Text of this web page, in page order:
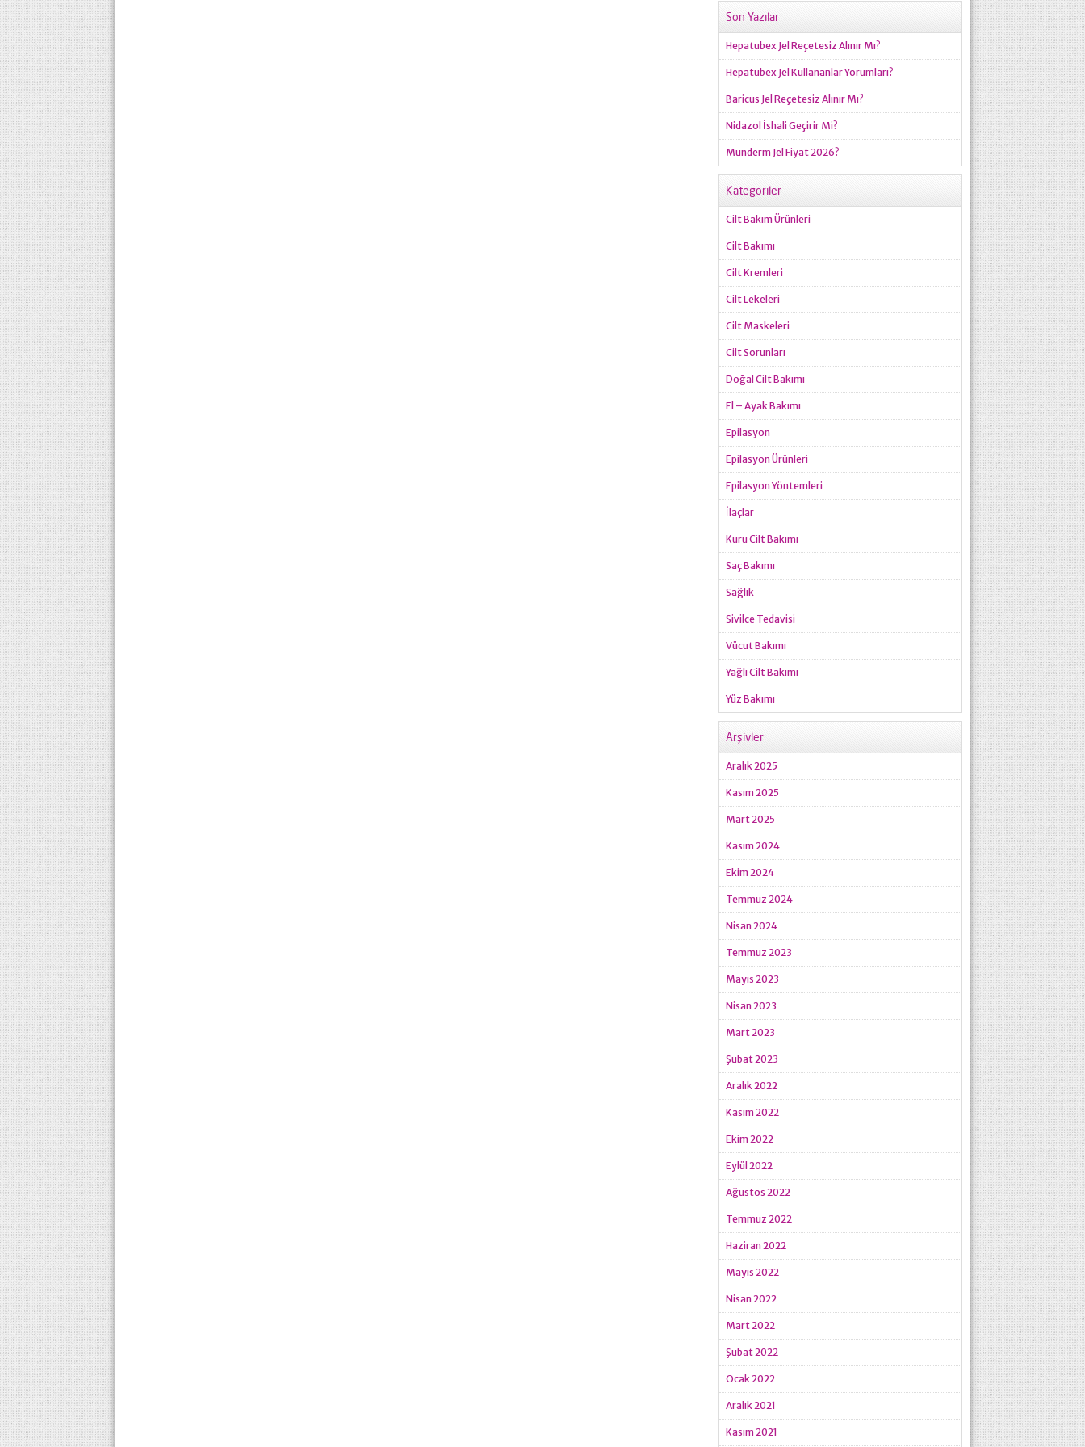
Son Yazılar
Hepatubex Jel Reçetesiz Alınır Mı?
Hepatubex Jel Kullananlar Yorumları?
Baricus Jel Reçetesiz Alınır Mı?
Nidazol İshali Geçirir Mi?
Munderm Jel Fiyat 2026?
Kategoriler
Cilt Bakım Ürünleri
Cilt Bakımı
Cilt Kremleri
Cilt Lekeleri
Cilt Maskeleri
Cilt Sorunları
Doğal Cilt Bakımı
El – Ayak Bakımı
Epilasyon
Epilasyon Ürünleri
Epilasyon Yöntemleri
İlaçlar
Kuru Cilt Bakımı
Saç Bakımı
Sağlık
Sivilce Tedavisi
Vücut Bakımı
Yağlı Cilt Bakımı
Yüz Bakımı
Arşivler
Aralık 2025
Kasım 2025
Mart 2025
Kasım 2024
Ekim 2024
Temmuz 2024
Nisan 2024
Temmuz 2023
Mayıs 2023
Nisan 2023
Mart 2023
Şubat 2023
Aralık 2022
Kasım 2022
Ekim 2022
Eylül 2022
Ağustos 2022
Temmuz 2022
Haziran 2022
Mayıs 2022
Nisan 2022
Mart 2022
Şubat 2022
Ocak 2022
Aralık 2021
Kasım 2021